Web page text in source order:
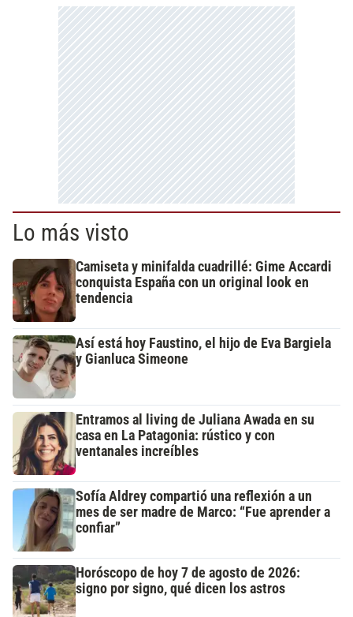
Lo más visto
Camiseta y minifalda cuadrillé: Gime Accardi
conquista España con un original look en
tendencia
Así está hoy Faustino, el hijo de Eva Bargiela
y Gianluca Simeone
Entramos al living de Juliana Awada en su
casa en La Patagonia: rústico y con
ventanales increíbles
Sofía Aldrey compartió una reflexión a un
mes de ser madre de Marco: “Fue aprender a
confiar”
Horóscopo de hoy 7 de agosto de 2026:
signo por signo, qué dicen los astros